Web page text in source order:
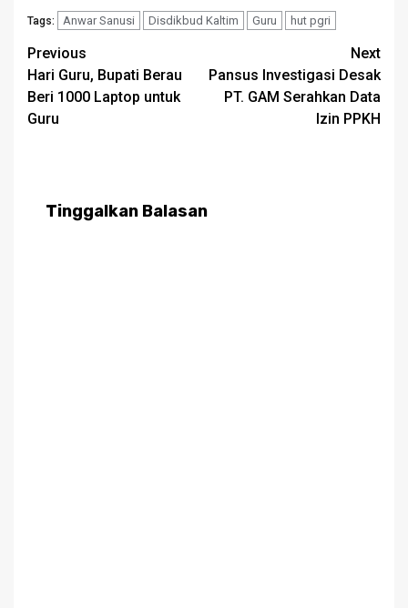
Tags: Anwar Sanusi Disdikbud Kaltim Guru hut pgri
Post
navigation
Previous
Hari Guru, Bupati Berau
Beri 1000 Laptop untuk
Guru
Next
Pansus Investigasi Desak
PT. GAM Serahkan Data
Izin PPKH
Tinggalkan Balasan